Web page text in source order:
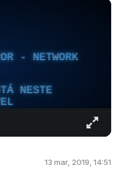
- NETWORK
NESTE
13 mar, 2019, 14:51